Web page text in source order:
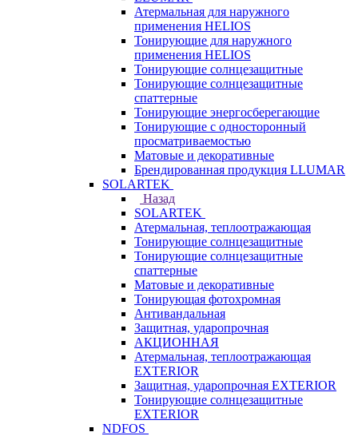
Атермальная для наружного
применения HELIOS
Тонирующие для наружного
применения HELIOS
Тонирующие солнцезащитные
Тонирующие солнцезащитные
спаттерные
Тонирующие энергосберегающие
Тонирующие с односторонный
просматриваемостью
Матовые и декоративные
Брендированная продукция LLUMAR
SOLARTEK
Назад
SOLARTEK
Атермальная, теплоотражающая
Тонирующие солнцезащитные
Тонирующие солнцезащитные
спаттерные
Матовые и декоративные
Тонирующая фотохромная
Антивандальная
Защитная, ударопрочная
АКЦИОННАЯ
Атермальная, теплоотражающая
EXTERIOR
Защитная, ударопрочная EXTERIOR
Тонирующие солнцезащитные
EXTERIOR
NDFOS